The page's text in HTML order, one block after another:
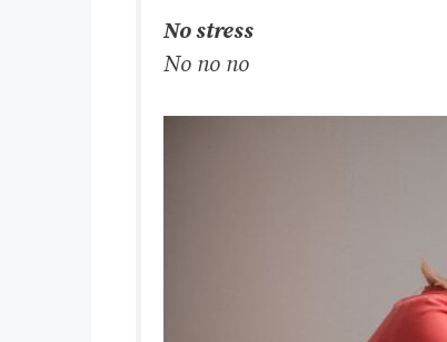
No stress
No no no